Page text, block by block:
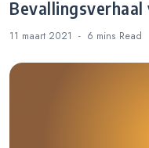
Bevallingsverhaal
11 maart 2021 6 mins Read